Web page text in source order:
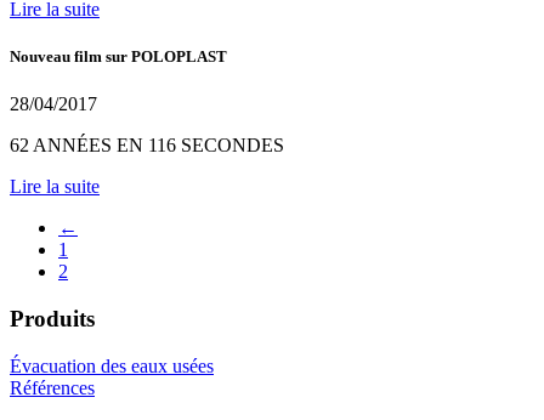
Lire la suite
Nouveau film sur POLOPLAST
28/04/2017
62 ANNÉES EN 116 SECONDES
Lire la suite
←
1
2
Produits
Évacuation des eaux usées
Références